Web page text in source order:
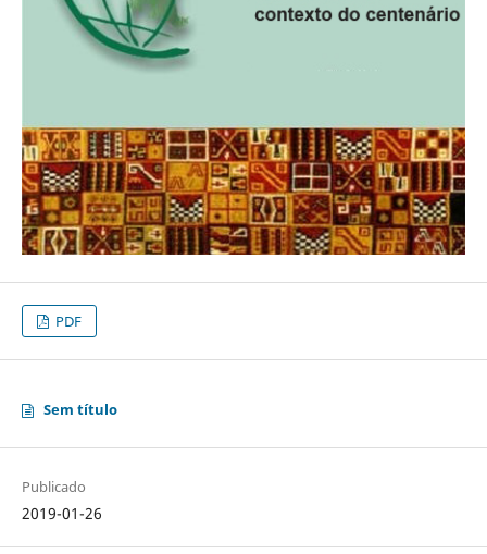
PDF
Sem título
Publicado
2019-01-26